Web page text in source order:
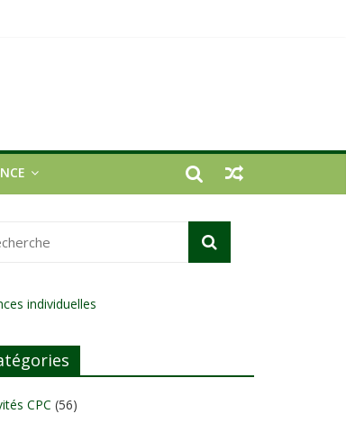
individuelles
CPC (56)